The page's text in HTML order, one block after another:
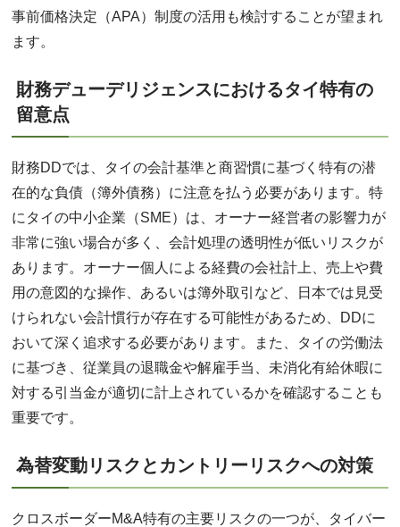
事前価格決定（APA）制度の活用も検討することが望まれ
ます。
財務デューデリジェンスにおけるタイ特有の
留意点
財務DDでは、タイの会計基準と商習慣に基づく特有の潜
在的な負債（簿外債務）に注意を払う必要があります。特
にタイの中小企業（SME）は、オーナー経営者の影響力が
非常に強い場合が多く、会計処理の透明性が低いリスクが
あります。オーナー個人による経費の会社計上、売上や費
用の意図的な操作、あるいは簿外取引など、日本では見受
けられない会計慣行が存在する可能性があるため、DDに
おいて深く追求する必要があります。また、タイの労働法
に基づき、従業員の退職金や解雇手当、未消化有給休暇に
対する引当金が適切に計上されているかを確認することも
重要です。
為替変動リスクとカントリーリスクへの対策
クロスボーダーM&A特有の主要リスクの一つが、タイバー